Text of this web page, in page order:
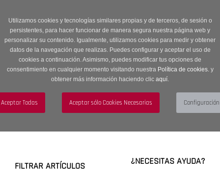
Utilizamos cookies y tecnologías similares propias y de terceros, de sesión o
persistentes, para hacer funcionar de manera segura nuestra página web y
personalizar su contenido. Igualmente, utilizamos cookies para medir y obtener
datos de la navegación que realizas. Puedes configurar y aceptar el uso de
cookies a continuación. Asimismo, puedes modificar tus opciones de
consentimiento en cualquier momento visitando nuestra Política de cookies.y
obtener más información haciendo clic aquí.
descuento en Sección OUTLET con código OUTLET20
navigation
Menú
FILTRAR ARTÍCULOS ¿NECESITAS AYUDA?